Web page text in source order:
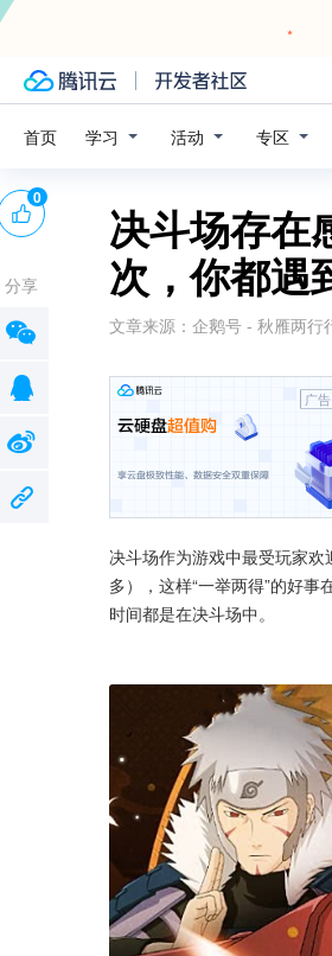
首页 学习 活动 专区
决斗场存在
次，你都遇
文章来源： 企鹅号 - 秋雁两行
广告
决斗场作为游戏中最受玩家
多），这样“一举两得”的好
时间都是在决斗场中。
0
分享